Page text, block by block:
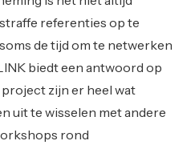
referenties op te
de tijd om te netwerken
biedt een antwoord op
zijn er heel wat
uit te wisselen met andere
rond